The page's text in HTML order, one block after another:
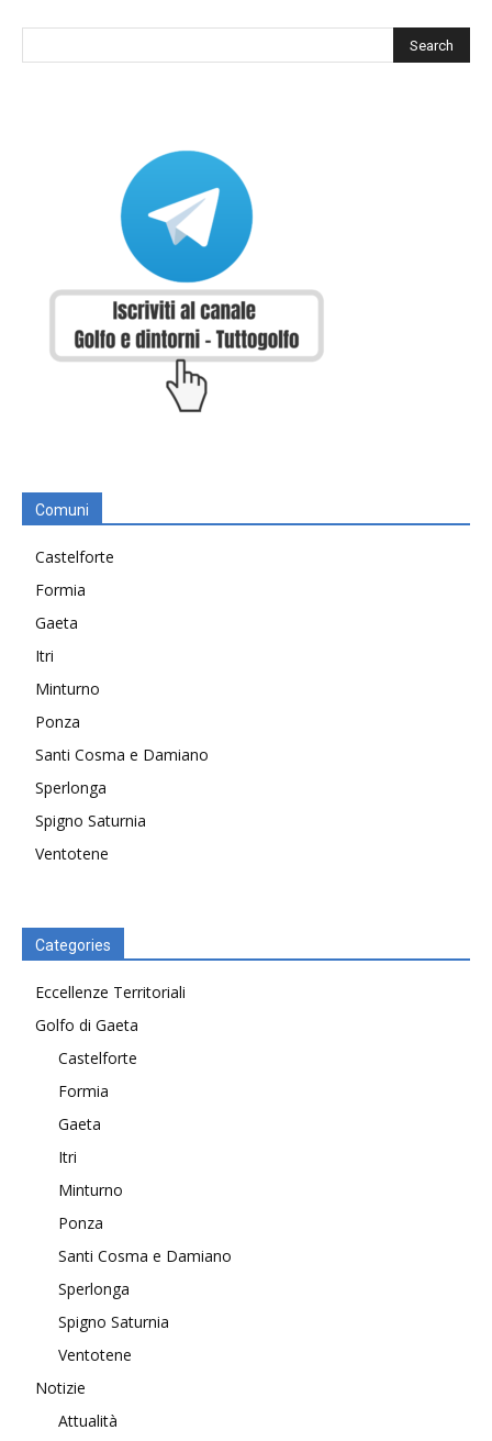
Comuni
Castelforte
Formia
Gaeta
Itri
Minturno
Ponza
Santi Cosma e Damiano
Sperlonga
Spigno Saturnia
Ventotene
Categories
Eccellenze Territoriali
Golfo di Gaeta
Castelforte
Formia
Gaeta
Itri
Minturno
Ponza
Santi Cosma e Damiano
Sperlonga
Spigno Saturnia
Ventotene
Notizie
Attualità